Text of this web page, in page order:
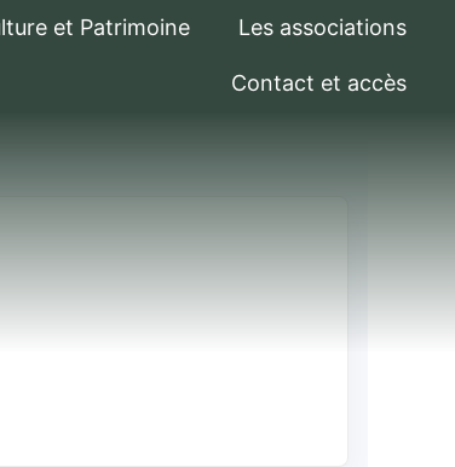
et Patrimoine Les associations
Contact et accès
(JSP) ?